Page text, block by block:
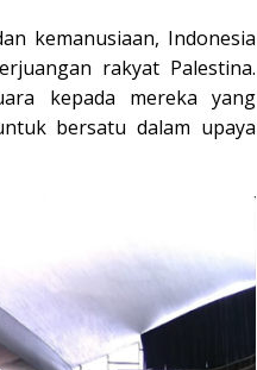
kemanusiaan, Indonesia
rakyat Palestina.
kepada mereka yang
bersatu dalam upaya